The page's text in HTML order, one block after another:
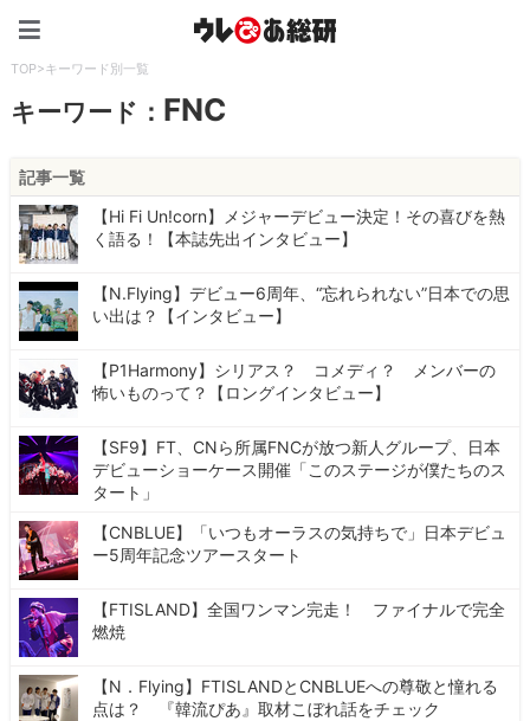
TOP>キーワード別一覧
キーワード： FNC
記事一覧
【Hi Fi Un!corn】メジャーデビュー決定！その喜びを熱
く語る！【本誌先出インタビュー】
【N.Flying】デビュー6周年、“忘れられない”日本での思
い出は？【インタビュー】
【P1Harmony】シリアス？ コメディ？ メンバーの
怖いものって？【ロングインタビュー】
【SF9】FT、CNら所属FNCが放つ新人グループ、日本
デビューショーケース開催「このステージが僕たちのス
タート」
【CNBLUE】「いつもオーラスの気持ちで」日本デビュ
ー5周年記念ツアースタート
【FTISLAND】全国ワンマン完走！ ファイナルで完全
燃焼
【N．Flying】FTISLANDとCNBLUEへの尊敬と憧れる
点は？ 『韓流ぴあ』取材こぼれ話をチェック